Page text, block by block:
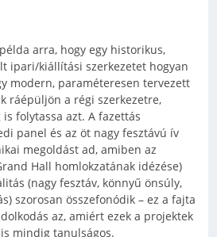
arra, hogy egy historikus,
ipari/kiállítási szerkezetet hogyan
modern, paraméteresen tervezett
ráépüljön a régi szerkezetre,
folytassa azt. A fazettás
panel és az öt nagy fesztávú ív
megoldást ad, amiben az
Hall homlokzatának idézése)
(nagy fesztáv, könnyű önsúly,
szorosan összefonódik – ez a fajta
az, amiért ezek a projektek
mindig tanulságos.